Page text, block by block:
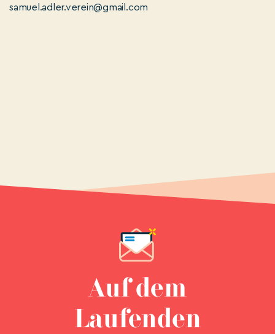
samuel.adler.verein@gmail.com
Auf dem
Laufenden